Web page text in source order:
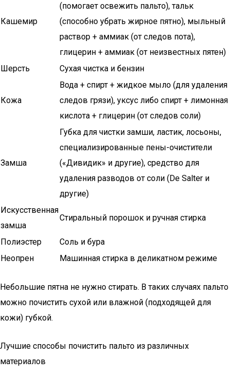
Кашемир
(помогает освежить пальто), тальк
(способно убрать жирное пятно), мыльный
раствор + аммиак (от следов пота),
глицерин + аммиак (от неизвестных пятен)
Шерсть
Сухая чистка и бензин
Кожа
Вода + спирт + жидкое мыло (для удаления
следов грязи), уксус либо спирт + лимонная
кислота + глицерин (от следов соли)
Замша
Губка для чистки замши, ластик, лосьоны,
специализированные пены-очистители
(«Дивидик» и другие), средство для
удаления разводов от соли (De Salter и
другие)
Искусственная
замша
Стиральный порошок и ручная стирка
Полиэстер
Соль и бура
Неопрен
Машинная стирка в деликатном режиме
Небольшие пятна не нужно стирать. В таких случаях пальто
можно почистить сухой или влажной (подходящей для
кожи) губкой.
Лучшие способы почистить пальто из различных
материалов